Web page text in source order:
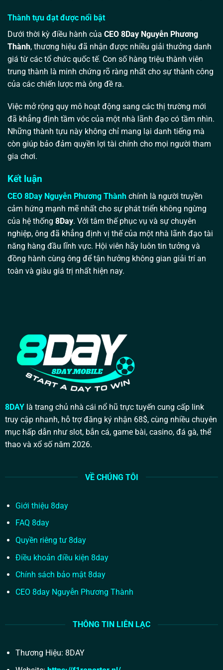
Thành tựu đạt được nổi bật
Dưới thời kỳ điều hành của CEO 8Day Nguyễn Phương
Thành, thương hiệu đã nhận được nhiều giải thưởng danh
giá từ các tổ chức quốc tế. Con số hàng triệu thành viên
trung thành là minh chứng rõ ràng nhất cho sự thành công
của các chiến lược mà ông đề ra.
Việc mở rộng quy mô hoạt động sang các thị trường mới
đã khẳng định tầm vóc của một nhà lãnh đạo có tầm nhìn.
Những thành tựu này không chỉ mang lại danh tiếng mà
còn giúp bảo đảm quyền lợi tài chính cho mọi người tham
gia chơi.
Kết luận
CEO 8Day Nguyễn Phương Thành chính là người truyền
cảm hứng mạnh mẽ nhất cho sự phát triển không ngừng
của hệ thống 8Day. Với tâm thế phục vụ và sự chuyên
nghiệp, ông đã khẳng định vị thế của một nhà lãnh đạo tài
năng hàng đầu lĩnh vực. Hội viên hãy luôn tin tưởng và
đồng hành cùng ông để tận hưởng không gian giải trí an
toàn và giàu giá trị nhất hiện nay.
8DAYlà trang chủ nhà cái nổ hũ trực tuyến cung cấp link
truy cập nhanh, hỗ trợ đăng ký nhận 68$, cùng nhiều chuyên
mục hấp dẫn như slot, bắn cá, game bài, casino, đá gà, thể
thao và xổ số năm 2026.
VỀ CHÚNG TÔI
Giới thiệu 8day
FAQ 8day
Quyền riêng tư 8day
Điều khoản điều kiện 8day
Chính sách bảo mật 8day
CEO 8day Nguyễn Phương Thành
THÔNG TIN LIÊN LẠC
Thương Hiệu: 8DAY